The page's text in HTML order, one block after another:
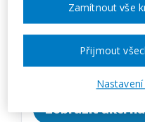
ONLINE
1950 Kč
Zobrazit akci
Zamítnout vše
Přijmout